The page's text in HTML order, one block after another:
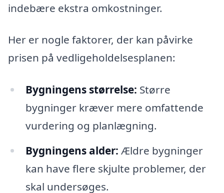
indebære ekstra omkostninger.
Her er nogle faktorer, der kan påvirke
prisen på vedligeholdelsesplanen:
Bygningens størrelse: Større
bygninger kræver mere omfattende
vurdering og planlægning.
Bygningens alder: Ældre bygninger
kan have flere skjulte problemer, der
skal undersøges.